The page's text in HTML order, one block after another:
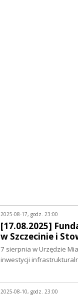
2025-08-17, godz. 23:00
[17.08.2025]
w Szczecinie i
7 sierpnia w Urzędzie
inwestycji
2025-08-10, godz. 23:00